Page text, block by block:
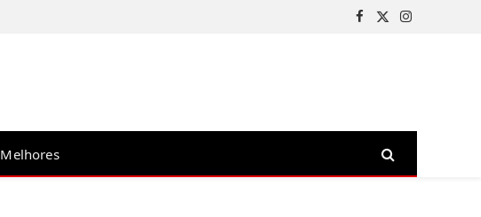
Facebook
X
Instagram
Melhores